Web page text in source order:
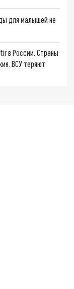
для малышей не
в России. Страны
ВСУ теряют